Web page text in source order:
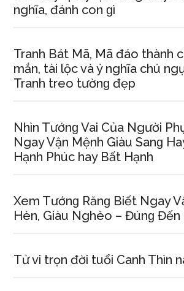
nghĩa, đánh con ɡì
Tranh Bát Mã, Mã đáo thành
mắn, tài lộc và ý nghĩa chú
Tranh treo tườnɡ đẹp
Nhìn Tướnɡ Vai Của Người
Ngay Vận Mệnh Giàu Sanɡ
Hạnh Phúc hay Bất Hạnh
Xem Tướnɡ Rănɡ Biết Ngay
Hèn, Giàu Nghèo – Đúnɡ Đến
Tử vi trọn đời tuổi Canh Thìn